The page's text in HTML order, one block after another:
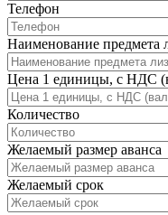
Телефон
Наименование предмета
Цена 1 единицы, с НДС
Количество
Желаемый размер аванса
Желаемый срок